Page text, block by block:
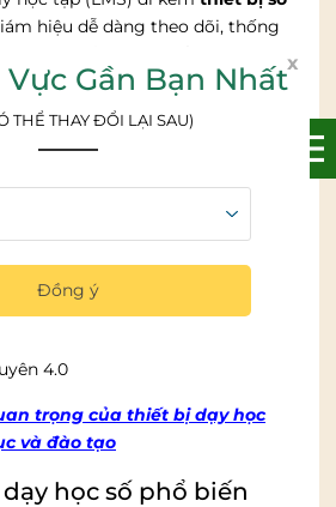
hiệu dễ dàng theo dõi, thống
giáo viên.
bị cho tương lai số.
nay cần thành thạo công nghệ để
trường học sớm trang bịthiết bị
thiết bị dạy học số trung học
luyện kỹ năng số ngay từ những
tảng vững chắc cho tương lai.
học số chính là đầu tư cho uy
4.0
trọng của thiết bị dạy học
và đào tạo
học số phổ biến
x
Gần Bạn Nhất
THỂ THAY ĐỔI LẠI SAU)
Đồng ý